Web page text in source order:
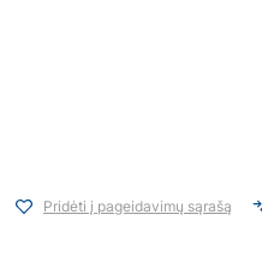
Pridėti į pageidavimų sąrašą